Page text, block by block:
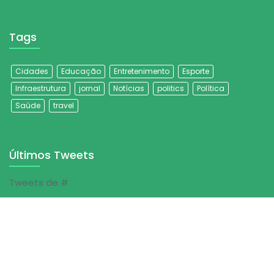
Tags
Cidades Educação Entretenimento
Esporte
Infraestrutura
jornal Notícias politics
Política
Saúde
travel
Últimos Tweets
Tweets de #